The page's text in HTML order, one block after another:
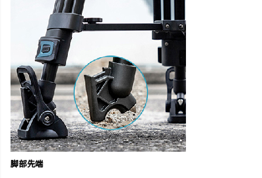
脚部先端